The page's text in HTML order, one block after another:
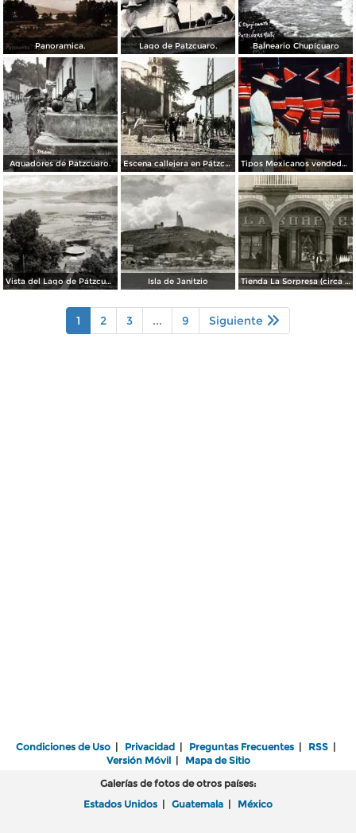
Panoramica. Lago de Patzcuaro. Balneario Chupícuaro
Aguadores de Patzcuaro. Escena callejera en Pátzcuaro, Michoacán. Tipos Mexicanos vendedor de Zarapes Pátzcuaro, Michoacán 1954.
Vista del Lago de Pátzcuaro Isla de Janitzio Tienda La Sorpresa (circa 1908)
1 2 3 ... 9 Siguiente
Condiciones de Uso | Privacidad | Preguntas Frecuentes | RSS |
Versión Móvil| Mapa de Sitio
Galerías de fotos de otros países:
Estados Unidos | Guatemala | México